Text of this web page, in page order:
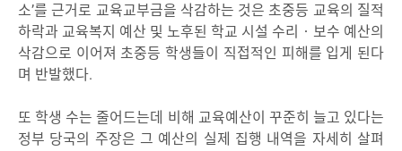
소’를 근거로 교육교부금을 삭감하는 것은 초중등 교육의 질적
하락과 교육복지 예산 및 노후된 학교 시설 수리‧보수 예산의
삭감으로 이어져 초중등 학생들이 직접적인 피해를 입게 된다
며 반발했다.
또 학생 수는 줄어드는데 비해 교육예산이 꾸준히 늘고 있다는
정부 당국의 주장은 그 예산의 실제 집행 내역을 자세히 살펴